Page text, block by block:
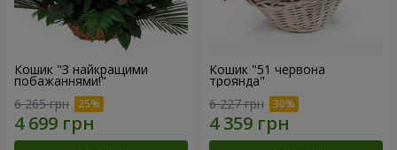
Кошик "З найкращими
побажаннями!"
6 265 грн
Кошик "51 червона
троянда"
6 227 грн